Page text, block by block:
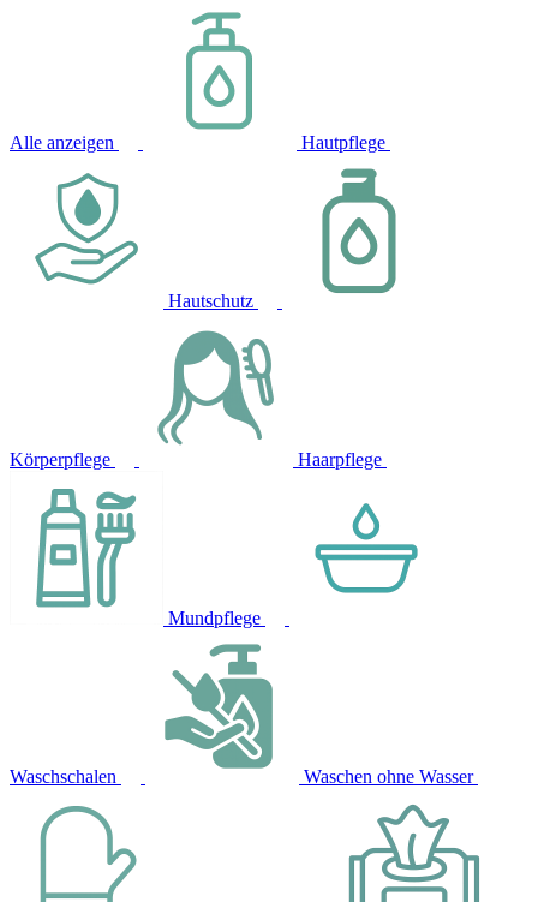
Alle anzeigen Hautpflege
Hautschutz
Körperpflege Haarpflege
Mundpflege
Waschschalen Waschen ohne Wasser